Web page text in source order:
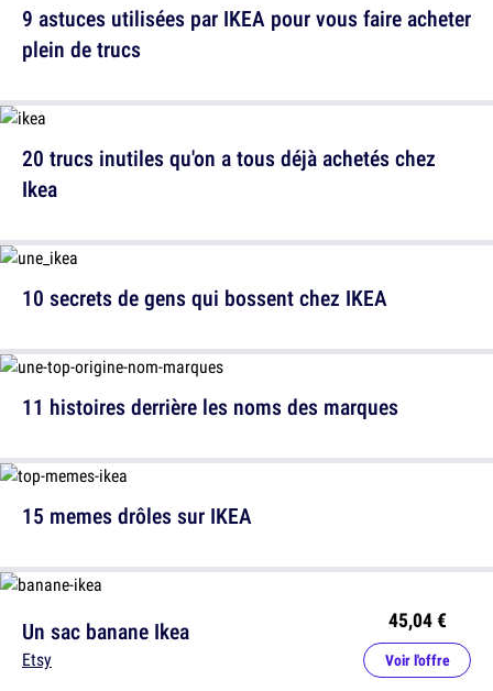
20 trucs inutiles qu'on a tous déjà achetés chez
Ikea
15 memes drôles sur IKEA
9 astuces utilisées par IKEA pour vous faire acheter
plein de trucs
10 secrets de gens qui bossent chez IKEA
11 histoires derrière les noms des marques
Un sac banane Ikea
Etsy
45,04 €
Voir l'offre